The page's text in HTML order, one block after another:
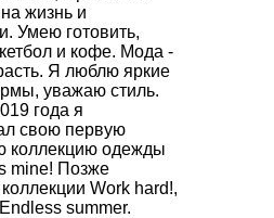
жизнь и
Умею готовить,
и кофе. Мода -
Я люблю яркие
уважаю стиль.
года я
свою первую
коллекцию одежды
mine! Позже
Work hard!,
summer.